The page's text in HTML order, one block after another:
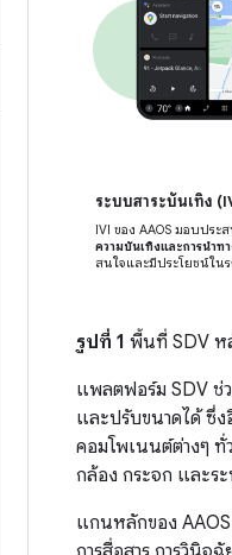
ระบบสาระบันเทิง
IVI ของ AAOS มอบประ
ความบันเทิงและการนำท
สนใจและมีประโยชน์ใน
รูปที่ 1 พื้นที่ SDV ห
แพลตฟอร์ม SDV ช่
และปรับขนาดได้ ซึ่
คอมโพเนนต์ต่างๆ
กล้อง กระจก และร
แกนหลักของ